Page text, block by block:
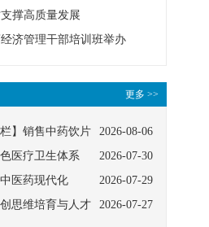
撑高质量发展
济管理干部培训班举办
更多 >>
2026-08-06
】销售中药饮片
注意事项
2026-07-30
医疗卫生体系
2026-07-29
医药现代化
2026-07-27
思维培育与人才